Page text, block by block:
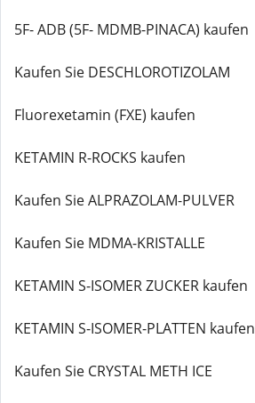
5F- ADB (5F- MDMB-PINACA) kaufen
Kaufen Sie DESCHLOROTIZOLAM
Fluorexetamin (FXE) kaufen
KETAMIN R-ROCKS kaufen
Kaufen Sie ALPRAZOLAM-PULVER
Kaufen Sie MDMA-KRISTALLE
KETAMIN S-ISOMER ZUCKER kaufen
KETAMIN S-ISOMER-PLATTEN kaufen
Kaufen Sie CRYSTAL METH ICE